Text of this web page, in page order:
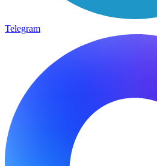
Telegram